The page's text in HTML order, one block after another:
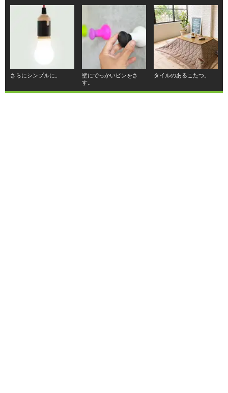
さらにシンプルに。
壁にでっかいピンをさ
す。
タイルのあるこたつ。